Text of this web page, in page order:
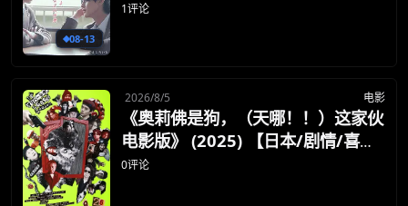
08-13
| 班级焦点大帅哥 x 纯情懵懂男高中
1评论
2026/8/5 电影
《奥莉佛是狗，（天哪！！）这家伙
电影版》 (2025) 【日本/剧情/喜剧/
奇幻】 | 小田切让自编自导自演神剧
0评论